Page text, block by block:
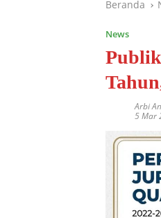
Beranda
News
Arbi
5 Mar